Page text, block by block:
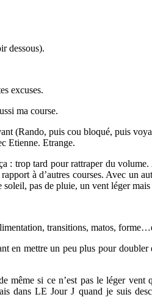
dessous).
excuses.
ma course.
(Rando, puis cou bloqué, puis
Etienne. Etrange.
trop tard pour rattraper du
à d’autres courses. Avec un
pas de pluie, un vent léger
transitions, matos,
en mettre un peu plus pour
si ce n’est pas le léger vent
dans LE Jour J quand je suis